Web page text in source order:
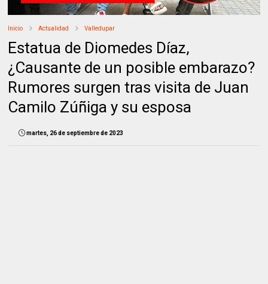
Inicio Actualidad Valledupar
Estatua de Diomedes Díaz,
¿Causante de un posible embarazo?
Rumores surgen tras visita de Juan
Camilo Zúñiga y su esposa
martes, 26 de septiembre de 2023